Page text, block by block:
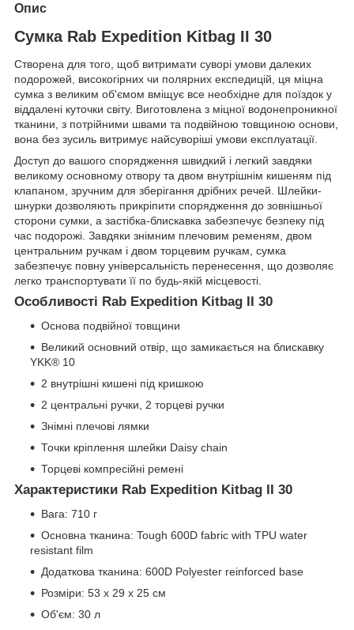
Опис
Сумка Rab Expedition Kitbag II 30
Створена для того, щоб витримати суворі умови далеких
подорожей, високогірних чи полярних експедицій, ця міцна
сумка з великим об'ємом вміщує все необхідне для поїздок у
віддалені куточки світу. Виготовлена з міцної водонепроникної
тканини, з потрійними швами та подвійною товщиною основи,
вона без зусиль витримує найсуворіші умови експлуатації.
Доступ до вашого спорядження швидкий і легкий завдяки
великому основному отвору та двом внутрішнім кишеням під
клапаном, зручним для зберігання дрібних речей. Шлейки-
шнурки дозволяють прикріпити спорядження до зовнішньої
сторони сумки, а застібка-блискавка забезпечує безпеку під
час подорожі. Завдяки знімним плечовим ременям, двом
центральним ручкам і двом торцевим ручкам, сумка
забезпечує повну універсальність перенесення, що дозволяє
легко транспортувати її по будь-якій місцевості.
Особливості Rab Expedition Kitbag II 30
Основа подвійної товщини
Великий основний отвір, що замикається на блискавку
YKK® 10
2 внутрішні кишені під кришкою
2 центральні ручки, 2 торцеві ручки
Знімні плечові лямки
Точки кріплення шлейки Daisy chain
Торцеві компресійні ремені
Характеристики Rab Expedition Kitbag II 30
Вага: 710 г
Основна тканина: Tough 600D fabric with TPU water
resistant film
Додаткова тканина: 600D Polyester reinforced base
Розміри: 53 x 29 x 25 см
Об'єм: 30 л